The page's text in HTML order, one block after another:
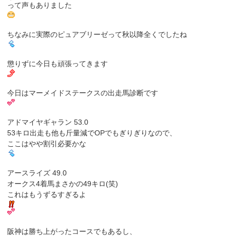
って声もありました
ちなみに実際のピュアブリーゼって秋以降全くでしたね
懲りずに今日も頑張ってきます
今日はマーメイドステークスの出走馬診断です
アドマイヤギャラン 53.0
53キロ出走も他も斤量減でOPでもぎりぎりなので、
ここはやや割引必要かな
アースライズ 49.0
オークス4着馬まさかの49キロ(笑)
これはもうずるすぎるよ
阪神は勝ち上がったコースでもあるし、